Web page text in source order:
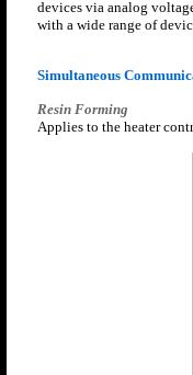
devices via analog
with a wide range of
Simultaneous
Resin Forming
Applies to the heater